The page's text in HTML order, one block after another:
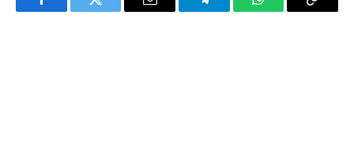
FacebookTwitter Email TelegramWhatsAppCopy